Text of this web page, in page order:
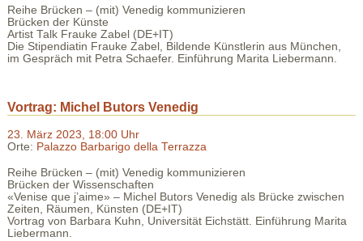
Reihe Brücken – (mit) Venedig kommunizieren
Brücken der Künste
Artist Talk Frauke Zabel (DE+IT)
Die Stipendiatin Frauke Zabel, Bildende Künstlerin aus München,
im Gespräch mit Petra Schaefer. Einführung Marita Liebermann.
Vortrag: Michel Butors Venedig
23. März 2023, 18:00 Uhr
Orte: Palazzo Barbarigo della Terrazza
Reihe Brücken – (mit) Venedig kommunizieren
Brücken der Wissenschaften
«Venise que j’aime» – Michel Butors Venedig als Brücke zwischen
Zeiten, Räumen, Künsten (DE+IT)
Vortrag von Barbara Kuhn, Universität Eichstätt. Einführung Marita
Liebermann.